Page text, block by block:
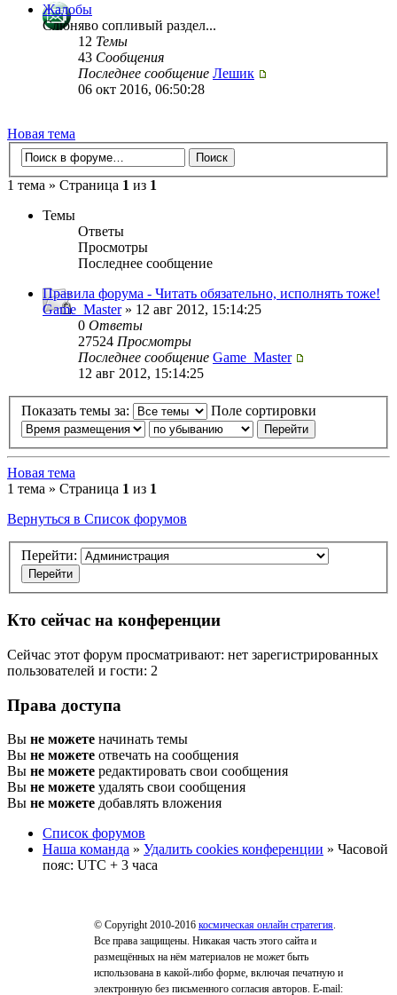
Жалобы
Слюняво сопливый раздел...
12 Темы
43 Сообщения
Последнее сообщение Лешик
06 окт 2016, 06:50:28
Новая тема
1 тема » Страница 1 из 1
Темы
Ответы
Просмотры
Последнее сообщение
Правила форума - Читать обязательно, исполнять тоже!
Game_Master» 12 авг 2012, 15:14:25
0 Ответы
27524 Просмотры
Последнее сообщение Game_Master
12 авг 2012, 15:14:25
Показать темы за: Поле сортировки
Новая тема
1 тема » Страница 1 из 1
Вернуться в Список форумов
Перейти:
Кто сейчас на конференции
Сейчас этот форум просматривают: нет зарегистрированных
пользователей и гости: 2
Права доступа
Вы не можете начинать темы
Вы не можете отвечать на сообщения
Вы не можете редактировать свои сообщения
Вы не можете удалять свои сообщения
Вы не можете добавлять вложения
Список форумов
Наша команда » Удалить cookies конференции » Часовой
пояс: UTC + 3 часа
© Copyright 2010-2016 космическая онлайн стратегия.
Все права защищены. Никакая часть этого сайта и
размещённых на нём материалов не может быть
использована в какой-либо форме, включая печатную и
электронную без письменного согласия авторов. E-mail: